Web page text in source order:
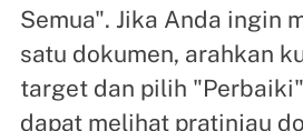
Semua". Jika Anda ingin
satu dokumen, arahkan
target dan pilih
dapat melihat pratinjau